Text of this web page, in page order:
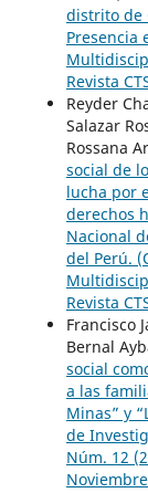
distrito de
Presencia
Revista
Reyder
Salazar
Rossana
social de
lucha por
derechos
Nacional
del Perú.
Revista
Francisco
Bernal
social
a las
Minas” y
de
Núm. 12